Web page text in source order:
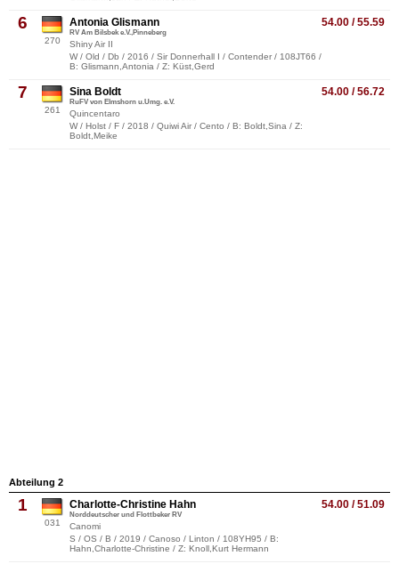
6
270
54.00 / 55.59
Antonia Glismann
RV Am Bilsbek e.V.,Pinneberg
Shiny Air II
W / Old / Db / 2016 / Sir Donnerhall I / Contender / 108JT66 /
B: Glismann,Antonia / Z: Küst,Gerd
7
261
54.00 / 56.72
Sina Boldt
RuFV von Elmshorn u.Umg. e.V.
Quincentaro
W / Holst / F / 2018 / Quiwi Air / Cento / B: Boldt,Sina / Z:
Boldt,Meike
Abteilung 2
1
031
54.00 / 51.09
Charlotte-Christine Hahn
Norddeutscher und Flottbeker RV
Canomi
S / OS / B / 2019 / Canoso / Linton / 108YH95 / B:
Hahn,Charlotte-Christine / Z: Knoll,Kurt Hermann